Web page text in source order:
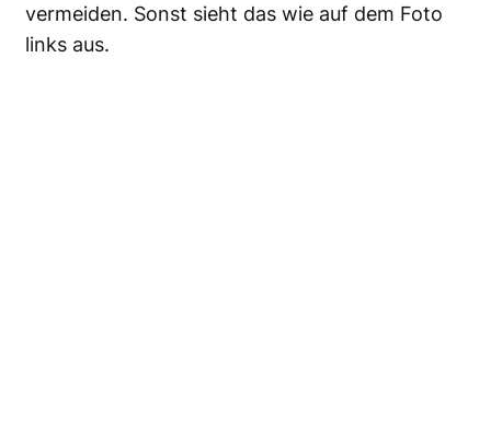
vermeiden. Sonst sieht das wie auf dem Foto
links aus.